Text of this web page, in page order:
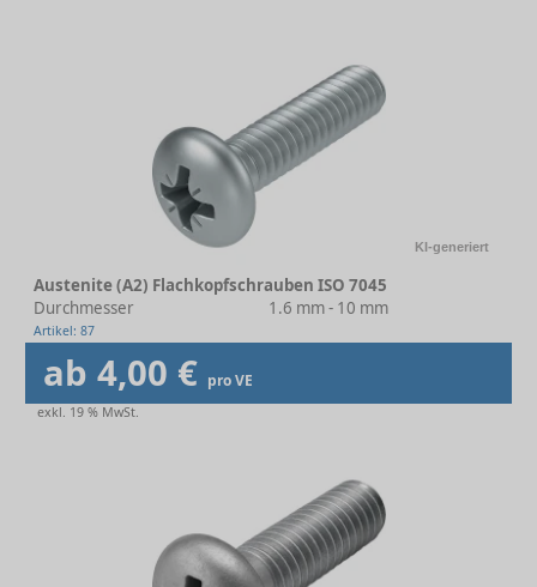
KI-generiert
Austenite (A2) Flachkopfschrauben ISO 7045
Durchmesser
1.6 mm - 10 mm
Artikel: 87
ab 4,00 € pro VE
exkl. 19 % MwSt.